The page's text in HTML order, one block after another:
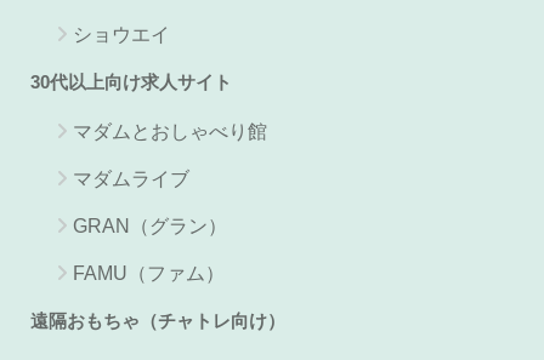
ショウエイ
30代以上向け求人サイト
マダムとおしゃべり館
マダムライブ
GRAN（グラン）
FAMU（ファム）
遠隔おもちゃ（チャトレ向け）